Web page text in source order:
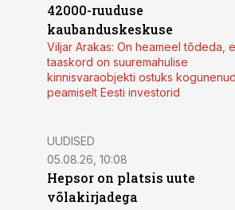
42000-ruuduse
kaubanduskeskuse
Viljar Arakas: On heameel tõdeda,
taaskord on suuremahulise
kinnisvaraobjekti ostuks kogunenud
peamiselt Eesti investorid
UUDISED
05.08.26, 10:08
Hepsor on platsis uute
võlakirjadega